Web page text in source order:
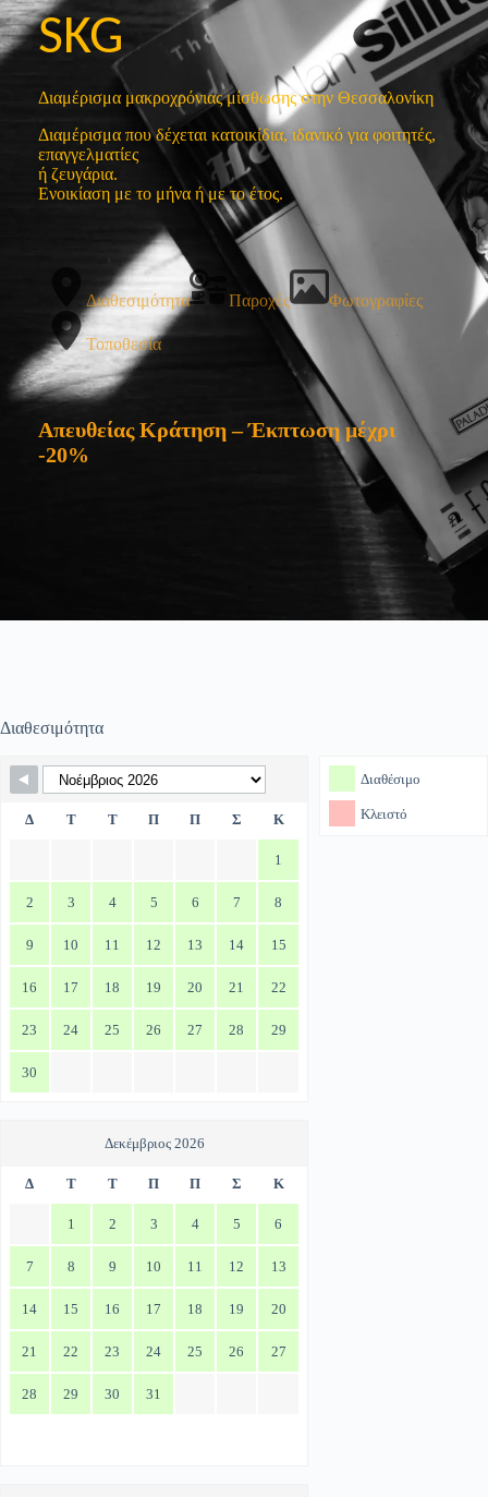
SKG
Διαμέρισμα μακροχρόνιας μίσθωσης στην Θεσσαλονίκη
Διαμέρισμα που δέχεται κατοικίδια, ιδανικό για φοιτητές,
επαγγελματίες
ή ζευγάρια.
Ενοικίαση με το μήνα ή με το έτος.
Διαθεσιμότητα Παροχές Φωτογραφίες
Τοποθεσία
Απευθείας Κράτηση – Έκπτωση μέχρι
-20%
Διαθεσιμότητα
Skip Booking Form Διαθέσιμο
Κλειστό
Δ Τ Τ Π Π Σ Κ
1
2 3 4 5 6 7 8
9 10 11 12 13 14 15
16 17 18 19 20 21 22
23 24 25 26 27 28 29
30
Δεκέμβριος 2026
Δ Τ Τ Π Π Σ Κ
1 2 3 4 5 6
7 8 9 10 11 12 13
14 15 16 17 18 19 20
21 22 23 24 25 26 27
28 29 30 31